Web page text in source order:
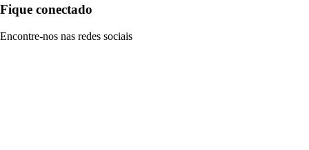
Fique conectado
Encontre-nos nas redes sociais